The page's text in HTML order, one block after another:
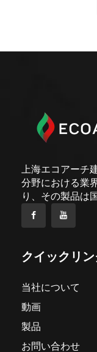
上海エコアーチ
分野における業
り、その製品は
クイックリン
当社について
動画
製品
お問い合わせ